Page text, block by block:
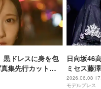
黒ドレスに身を包
集先行カット第6
日向坂46
ミセス藤
見た無邪
2026.06.08
モデルプレス